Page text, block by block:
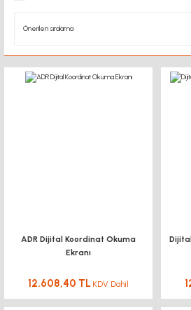
ADR Dijital Koordinat Okuma
Ekranı
12.608,40 TL KDV Dahil